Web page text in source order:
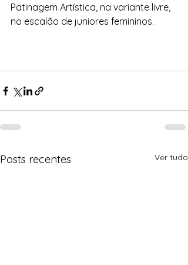
Patinagem Artística, na variante livre,
no escalão de juniores femininos.
Posts recentes Ver tudo